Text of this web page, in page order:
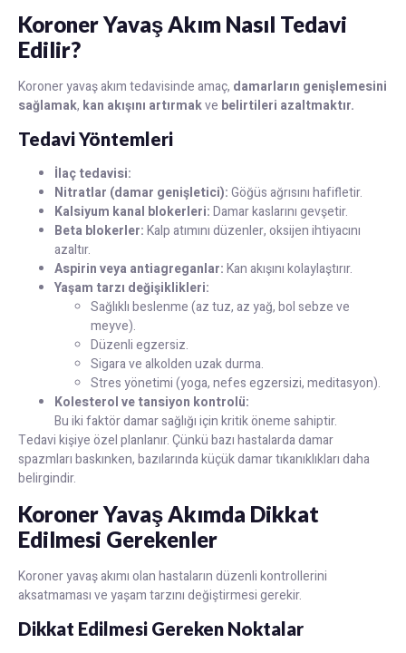
Koroner Yavaş Akım Nasıl Tedavi
Edilir?
Koroner yavaş akım tedavisinde amaç, damarların genişlemesini
sağlamak, kan akışını artırmakve belirtileri azaltmaktır.
Tedavi Yöntemleri
İlaç tedavisi:
Nitratlar (damar genişletici):Göğüs ağrısını hafifletir.
Kalsiyum kanal blokerleri:Damar kaslarını gevşetir.
Beta blokerler:Kalp atımını düzenler, oksijen ihtiyacını
azaltır.
Aspirin veya antiagreganlar:Kan akışını kolaylaştırır.
Yaşam tarzı değişiklikleri:
Sağlıklı beslenme (az tuz, az yağ, bol sebze ve
meyve).
Düzenli egzersiz.
Sigara ve alkolden uzak durma.
Stres yönetimi (yoga, nefes egzersizi, meditasyon).
Kolesterol ve tansiyon kontrolü:
Bu iki faktör damar sağlığı için kritik öneme sahiptir.
Tedavi kişiye özel planlanır. Çünkü bazı hastalarda damar
spazmları baskınken, bazılarında küçük damar tıkanıklıkları daha
belirgindir.
Koroner Yavaş Akımda Dikkat
Edilmesi Gerekenler
Koroner yavaş akımı olan hastaların düzenli kontrollerini
aksatmaması ve yaşam tarzını değiştirmesi gerekir.
Dikkat Edilmesi Gereken Noktalar